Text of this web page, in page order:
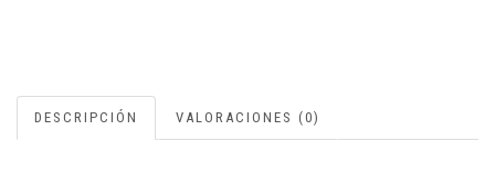
DESCRIPCIÓN VALORACIONES (0)